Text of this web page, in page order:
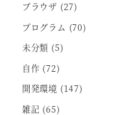
ブラウザ (27)
プログラム (70)
未分類 (5)
自作 (72)
開発環境 (147)
雑記 (65)